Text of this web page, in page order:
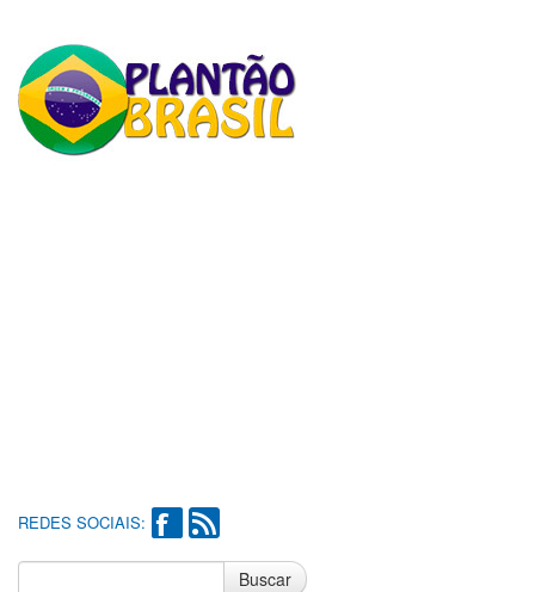
REDES SOCIAIS:
Buscar